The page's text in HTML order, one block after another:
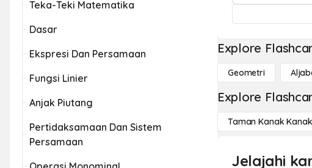
Teka-Teki Matematika
Dasar
Ekspresi Dan Persamaan
Fungsi Linier
Anjak Piutang
Pertidaksamaan Dan Sistem
Persamaan
Explore
Geometri
Explore
Taman Kanak Kanak
Jelajahi